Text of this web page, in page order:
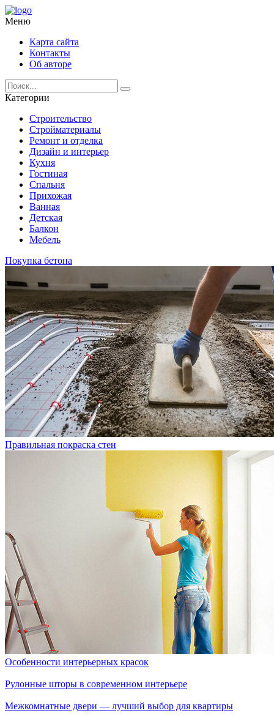
Меню
Карта сайта
Контакты
Об авторе
Категории
Строительство
Стройматериалы
Ремонт и отделка
Дизайн и интерьер
Кухня
Гостиная
Спальня
Прихожая
Ванная
Детская
Балкон
Мебель
Покупка бетона
Правильная покраска стен
Особенности интерьерных красок
Рулонные шторы в современном интерьере
Межкомнатные двери — лучший выбор для квартиры